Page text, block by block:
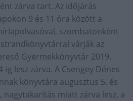
zárva tart. Az időjárás
9 és 11 óra között a
szombatonként
várják az
Gyermekkönyvtár 2019.
lesz zárva. A Csengey Dénes
könyvtára augusztus 5. és
miatt zárva lesz, a